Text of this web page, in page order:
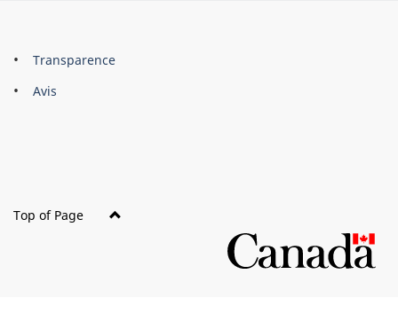
About
this
Brand
Transparence
Avis
Top of Page